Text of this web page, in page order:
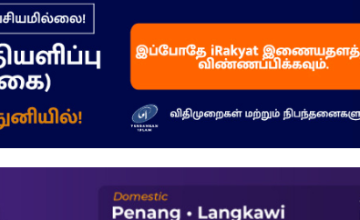
–
மக்கள்